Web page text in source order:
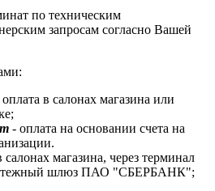
по техническим
запросам согласно Вашей
в салонах магазина или
- оплата на основании счета на
салонах магазина, через терминал
шлюз ПАО "СБЕРБАНК";